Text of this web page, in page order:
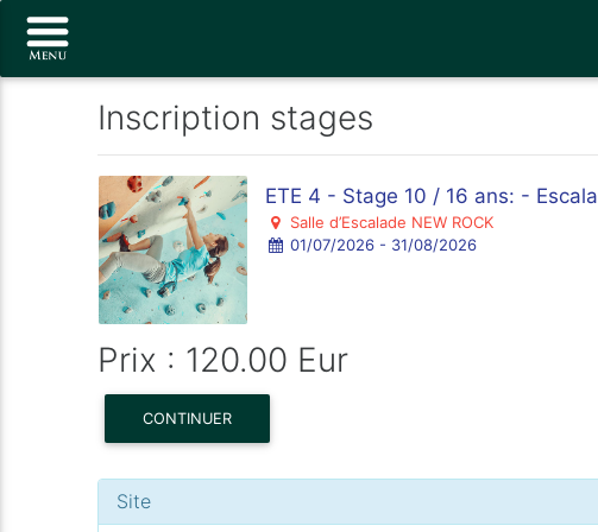
Inscription stages
ETE 4 - Stage 10 / 16 ans: -
Salle d’Escalade NEW ROCK
01/07/2026 - 31/08/2026
Prix : 120.00 Eur
CONTINUER
Site